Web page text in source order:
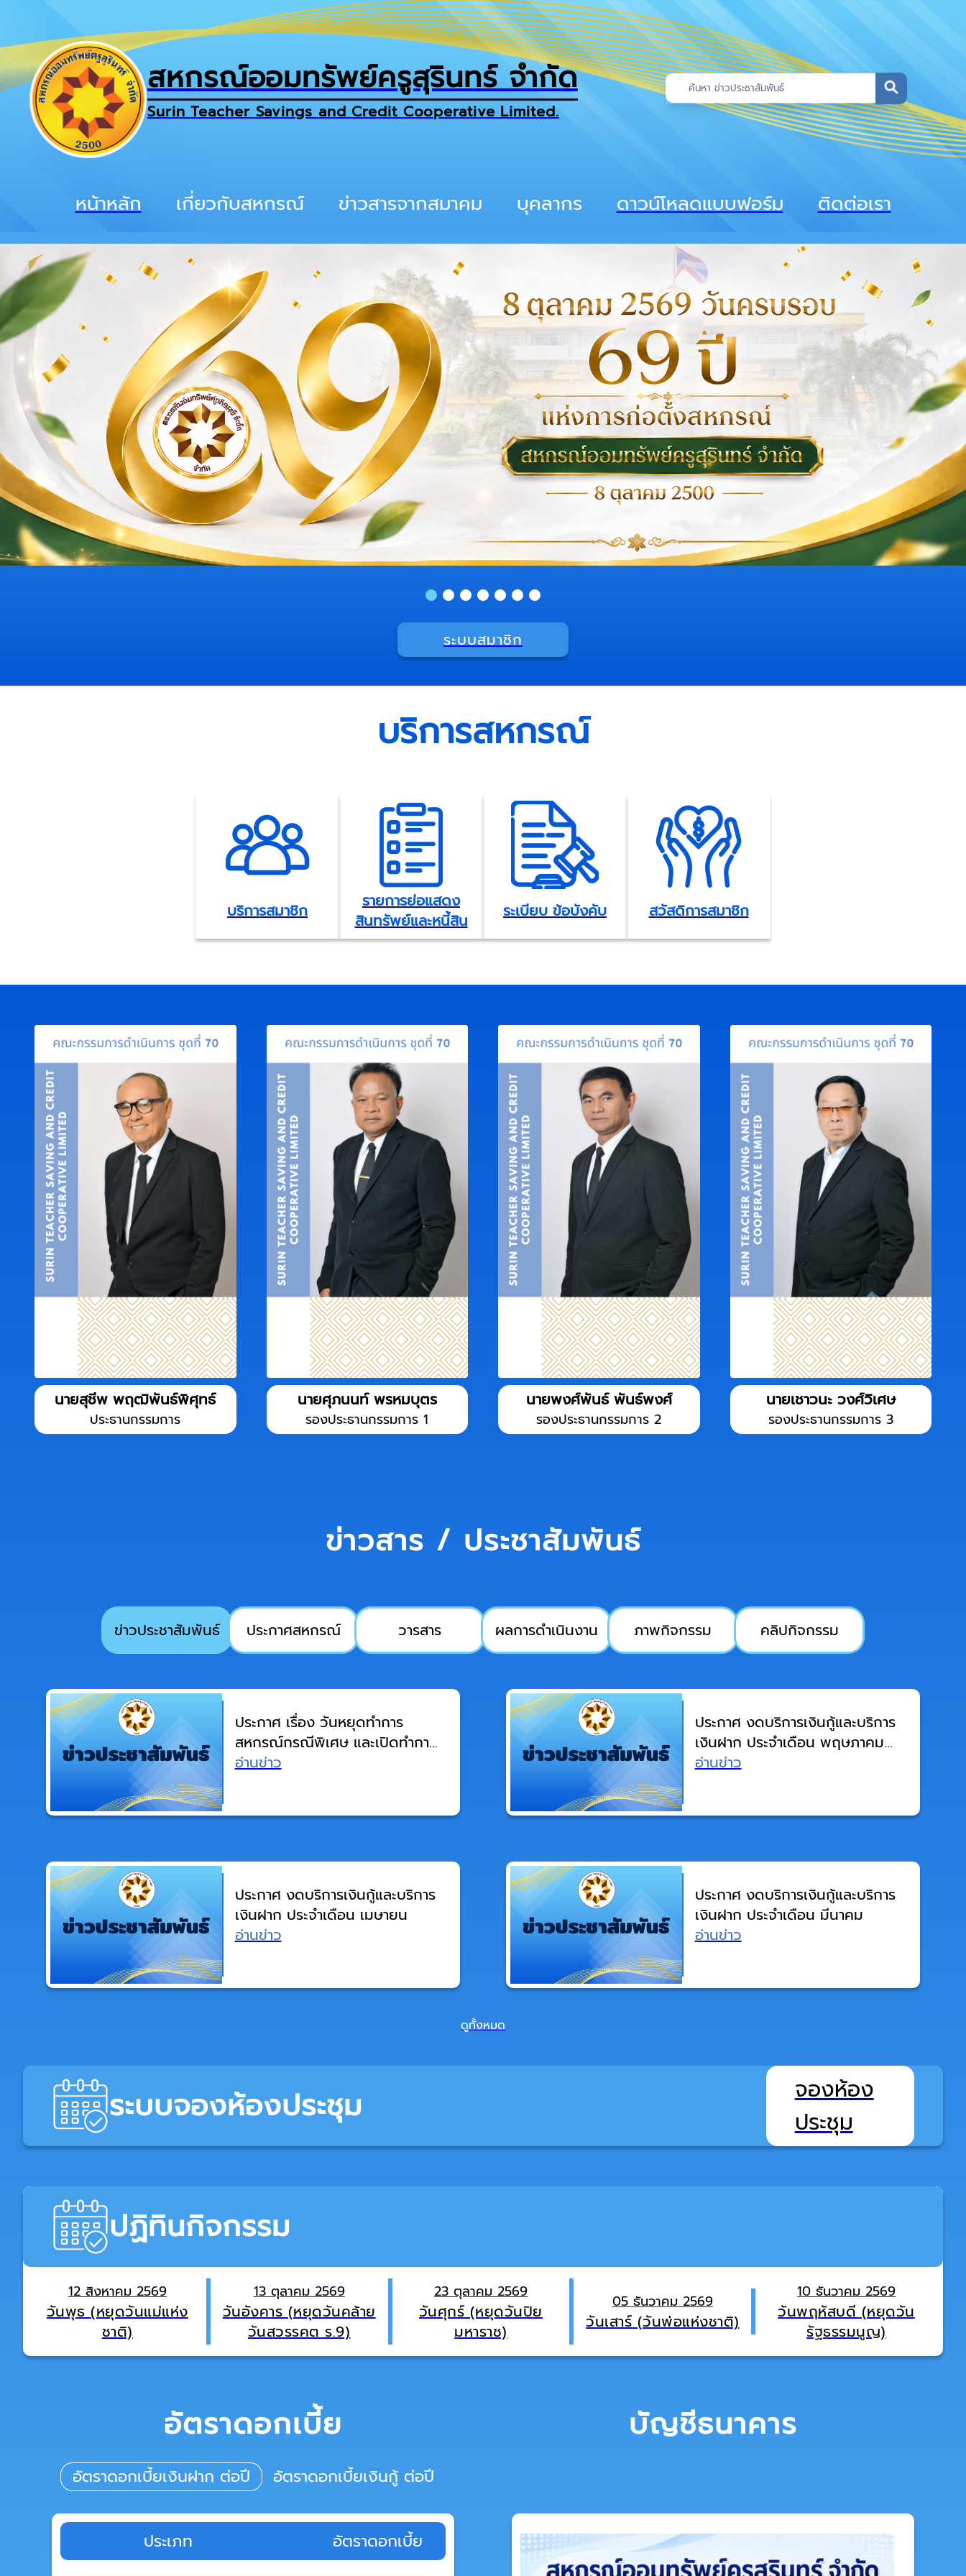
สหกรณ์ออมทรัพย์ครูสุรินทร์ จำกัด
Surin Teacher Savings and Credit Cooperative Limited.
หน้าหลัก เกี่ยวกับสหกรณ์ ข่าวสารจากสมาคม บุคลากร ดาวน์โหลดแบบฟอร์ม ติดต่อเรา
ระบบสมาชิก
บริการสหกรณ์
บริการสมาชิก
รายการย่อแสดง
สินทรัพย์และหนี้สิน
ระเบียบ ข้อบังคับ สวัสดิการสมาชิก
นายสุชีพ พฤฒิพันธ์พิศุทธ์
ประธานกรรมการ
นายศุภนนท์ พรหมบุตร
รองประธานกรรมการ 1
นายพงศ์พันธ์ พันธ์พงศ์
รองประธานกรรมการ 2
นายเชาวนะ วงศ์วิเศษ
รองประธานกรรมการ 3
ข่าวสาร / ประชาสัมพันธ์
ข่าวประชาสัมพันธ์ ประกาศสหกรณ์ วารสาร ผลการดำเนินงาน ภาพกิจกรรม คลิปกิจกรรม
ประกาศ เรื่อง วันหยุดทำการ
สหกรณ์กรณีพิเศษ และเปิดทำการ
ชดเชยแทนวันหยุด
อ่านข่าว
ประกาศ งดบริการเงินกู้และบริการ
เงินฝาก ประจำเดือน พฤษภาคม
2569
อ่านข่าว
ประกาศ งดบริการเงินกู้และบริการ
เงินฝาก ประจำเดือน เมษายน
อ่านข่าว
ประกาศ งดบริการเงินกู้และบริการ
เงินฝาก ประจำเดือน มีนาคม
อ่านข่าว
ดูทั้งหมด
ระบบจองห้องประชุม
จองห้อง
ประชุม
ปฏิทินกิจกรรม
12 สิงหาคม 2569
วันพุธ (หยุดวันแม่แห่ง
ชาติ)
13 ตุลาคม 2569
วันอังคาร (หยุดวันคล้าย
วันสวรรคต ร.9)
23 ตุลาคม 2569
วันศุกร์ (หยุดวันปิย
มหาราช)
05 ธันวาคม 2569
วันเสาร์ (วันพ่อแห่งชาติ)
10 ธันวาคม 2569
วันพฤหัสบดี (หยุดวัน
รัฐธรรมนูญ)
อัตราดอกเบี้ย
อัตราดอกเบี้ยเงินฝาก ต่อปี อัตราดอกเบี้ยเงินกู้ ต่อปี
ประเภท อัตราดอกเบี้ย
บัญชีธนาคาร